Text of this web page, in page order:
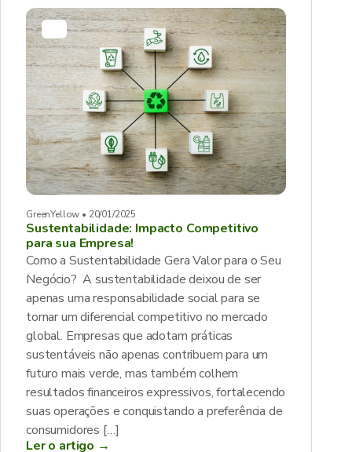
GreenYellow • 20/01/2025
Sustentabilidade: Impacto Competitivo
para sua Empresa!
Como a Sustentabilidade Gera Valor para o Seu
Negócio? A sustentabilidade deixou de ser
apenas uma responsabilidade social para se
tornar um diferencial competitivo no mercado
global. Empresas que adotam práticas
sustentáveis não apenas contribuem para um
futuro mais verde, mas também colhem
resultados financeiros expressivos, fortalecendo
suas operações e conquistando a preferência de
consumidores […]
Ler o artigo →